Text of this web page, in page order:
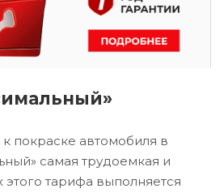
покраске автомобиля в
самая трудоемкая и
этого тарифа выполняется